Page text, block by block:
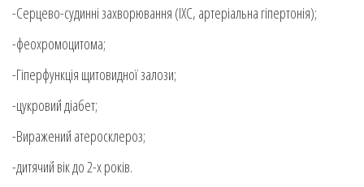
-Серцево-судинні захворювання (ІХС, артеріальна гіпертонія);
-феохромоцитома;
-Гіперфункція щитовидної залози;
-цукровий діабет;
-Виражений атеросклероз;
-дитячий вік до 2-х років.